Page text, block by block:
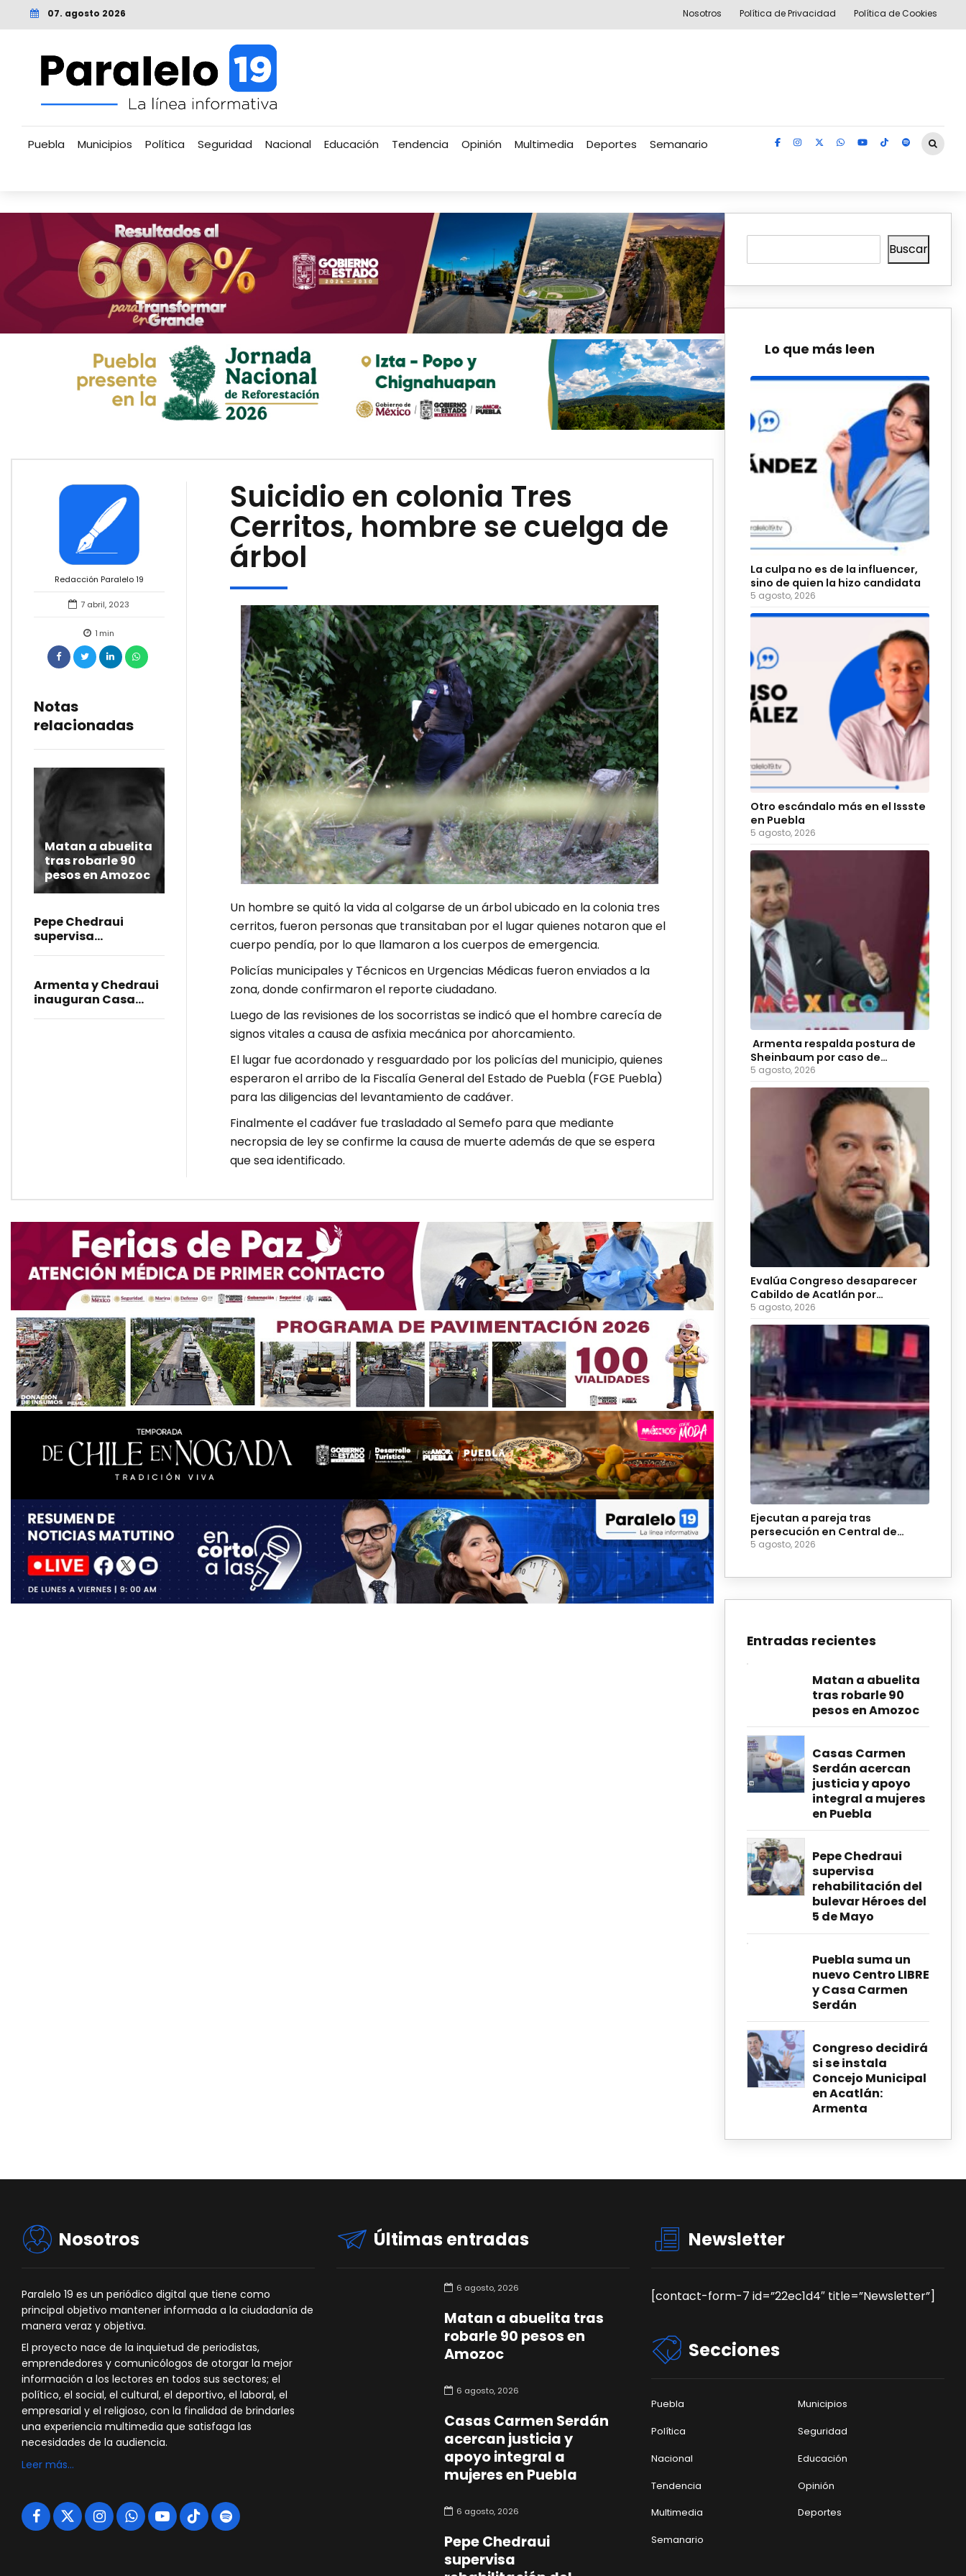
07. agosto 2026 Nosotros Política de Privacidad Política de Cookies
Puebla Municipios Política Seguridad Nacional Educación Tendencia Opinión Multimedia Deportes Semanario
Redacción Paralelo 19
7 abril, 2023
1 min
Notas
relacionadas
Matan a abuelita
tras robarle 90
pesos en Amozoc
Pepe Chedraui
supervisa
de Mayo
Armenta y Chedraui
inauguran Casa
Suicidio en colonia Tres
Cerritos, hombre se cuelga de
árbol
Un hombre se quitó la vida al colgarse de un árbol ubicado en la colonia tres
cerritos, fueron personas que transitaban por el lugar quienes notaron que el
cuerpo pendía, por lo que llamaron a los cuerpos de emergencia.
Policías municipales y Técnicos en Urgencias Médicas fueron enviados a la
zona, donde confirmaron el reporte ciudadano.
Luego de las revisiones de los socorristas se indicó que el hombre carecía de
signos vitales a causa de asfixia mecánica por ahorcamiento.
El lugar fue acordonado y resguardado por los policías del municipio, quienes
esperaron el arribo de la Fiscalía General del Estado de Puebla (FGE Puebla)
para las diligencias del levantamiento de cadáver.
Finalmente el cadáver fue trasladado al Semefo para que mediante
necropsia de ley se confirme la causa de muerte además de que se espera
que sea identificado.
Buscar
Lo que más leen
La culpa no es de la influencer,
sino de quien la hizo candidata
5 agosto, 2026
Otro escándalo más en el Issste
en Puebla
5 agosto, 2026
Armenta respalda postura de
Sheinbaum por caso de
diputadas poblanas
5 agosto, 2026
Evalúa Congreso desaparecer
Cabildo de Acatlán por
ingobernabilidad
5 agosto, 2026
Ejecutan a pareja tras
persecución en Central de
Abasto de Huixcolotla
5 agosto, 2026
Entradas recientes
Matan a abuelita
tras robarle 90
pesos en Amozoc
Casas Carmen
Serdán acercan
justicia y apoyo
integral a mujeres
en Puebla
Pepe Chedraui
supervisa
rehabilitación del
bulevar Héroes del
5 de Mayo
Puebla suma un
nuevo Centro LIBRE
y Casa Carmen
Serdán
Congreso decidirá
si se instala
Concejo Municipal
en Acatlán:
Armenta
Nosotros
Paralelo 19 es un periódico digital que tiene como
principal objetivo mantener informada a la ciudadanía de
manera veraz y objetiva.
El proyecto nace de la inquietud de periodistas,
emprendedores y comunicólogos de otorgar la mejor
información a los lectores en todos sus sectores; el
político, el social, el cultural, el deportivo, el laboral, el
empresarial y el religioso, con la finalidad de brindarles
una experiencia multimedia que satisfaga las
necesidades de la audiencia.
Leer más…
Últimas entradas
6 agosto, 2026
Matan a abuelita tras
robarle 90 pesos en
Amozoc
6 agosto, 2026
Casas Carmen Serdán
acercan justicia y
apoyo integral a
mujeres en Puebla
6 agosto, 2026
Pepe Chedraui
supervisa
Newsletter
[contact-form-7 id=”22ec1d4″ title=”Newsletter”]
Secciones
Puebla
Municipios
Política
Seguridad
Nacional
Educación
Tendencia
Opinión
Multimedia
Deportes
Semanario